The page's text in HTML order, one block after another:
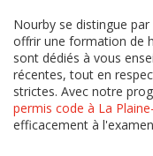
Nourby se distingue par
offrir une formation de
sont dédiés à vous
récentes, tout en
strictes. Avec notre
permis code à La
efficacement à